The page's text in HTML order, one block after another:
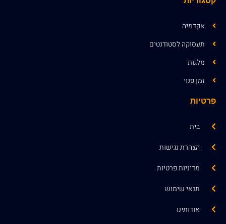
אקדמיה
תעסוקה לסטודנטים
מלגות
זמן פנוי
פרטיות
בית
הצהרת נגישות
מדיניות פרטיות
תנאי שימוש
אודותינו